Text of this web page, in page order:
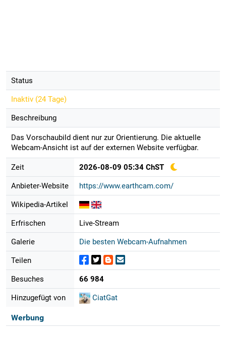
Status
Inaktiv (24 Tage)
Beschreibung
Das Vorschaubild dient nur zur Orientierung. Die aktuelle
Webcam-Ansicht ist auf der externen Website verfügbar.
Zeit 2026-08-09 05:34 ChST
Anbieter-Website https://www.earthcam.com/
Wikipedia-Artikel
Erfrischen Live-Stream
Galerie Die besten Webcam-Aufnahmen
Teilen
Besuches 66 984
Hinzugefügt von CiatGat
Werbung